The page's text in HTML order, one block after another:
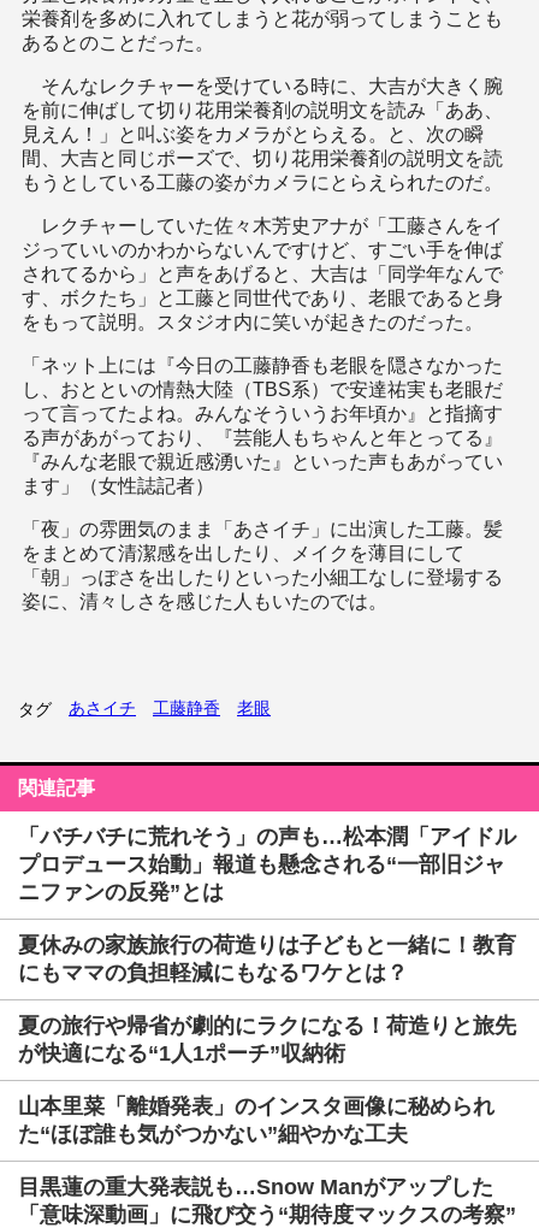
栄養剤を多めに入れてしまうと花が弱ってしまうことも
あるとのことだった。
そんなレクチャーを受けている時に、大吉が大きく腕
を前に伸ばして切り花用栄養剤の説明文を読み「ああ、
見えん！」と叫ぶ姿をカメラがとらえる。と、次の瞬
間、大吉と同じポーズで、切り花用栄養剤の説明文を読
もうとしている工藤の姿がカメラにとらえられたのだ。
レクチャーしていた佐々木芳史アナが「工藤さんをイ
ジっていいのかわからないんですけど、すごい手を伸ば
されてるから」と声をあげると、大吉は「同学年なんで
す、ボクたち」と工藤と同世代であり、老眼であると身
をもって説明。スタジオ内に笑いが起きたのだった。
「ネット上には『今日の工藤静香も老眼を隠さなかった
し、おとといの情熱大陸（TBS系）で安達祐実も老眼だ
って言ってたよね。みんなそういうお年頃か』と指摘す
る声があがっており、『芸能人もちゃんと年とってる』
『みんな老眼で親近感湧いた』といった声もあがってい
ます」（女性誌記者）
「夜」の雰囲気のまま「あさイチ」に出演した工藤。髪
をまとめて清潔感を出したり、メイクを薄目にして
「朝」っぽさを出したりといった小細工なしに登場する
姿に、清々しさを感じた人もいたのでは。
タグ あさイチ 工藤静香 老眼
関連記事
「バチバチに荒れそう」の声も…松本潤「アイドル
プロデュース始動」報道も懸念される“一部旧ジャ
ニファンの反発”とは
夏休みの家族旅行の荷造りは子どもと一緒に！教育
にもママの負担軽減にもなるワケとは？
夏の旅行や帰省が劇的にラクになる！荷造りと旅先
が快適になる“1人1ポーチ”収納術
山本里菜「離婚発表」のインスタ画像に秘められ
た“ほぼ誰も気がつかない”細やかな工夫
目黒蓮の重大発表説も…Snow Manがアップした
「意味深動画」に飛び交う“期待度マックスの考察”